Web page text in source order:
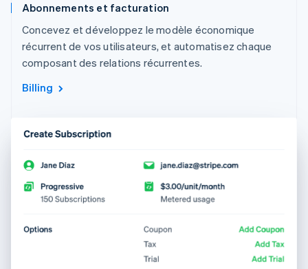
Abonnements et facturation
Concevez et développez le modèle économique
récurrent de vos utilisateurs, et automatisez chaque
composant des relations récurrentes.
Billing